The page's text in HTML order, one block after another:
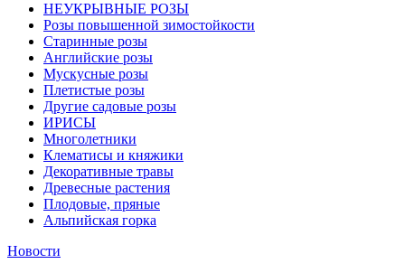
НЕУКРЫВНЫЕ РОЗЫ
Розы повышенной зимостойкости
Старинные розы
Английские розы
Мускусные розы
Плетистые розы
Другие садовые розы
ИРИСЫ
Многолетники
Клематисы и княжики
Декоративные травы
Древесные растения
Плодовые, пряные
Альпийская горка
Новости